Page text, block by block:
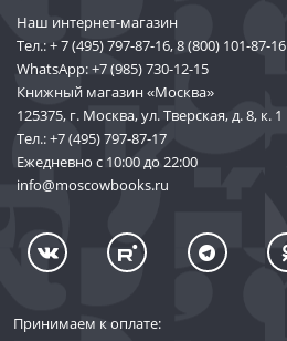
Наш интернет-магазин
Тел.:+ 7 (495) 797-87-16,8 (800) 101-87-16
WhatsApp:+7 (985) 730-12-15
Книжный магазин «Москва»
125375, г. Москва, ул. Тверская, д. 8, к. 1
Тел.:+7 (495) 797-87-17
Ежедневно с 10:00 до 22:00
info@moscowbooks.ru
Принимаем к оплате: